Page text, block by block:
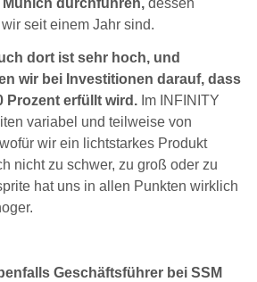
durchführen, dessen
seit einem Jahr sind.
dort ist sehr hoch, und
wir bei Investitionen darauf, dass
Prozent erfüllt wird. Im INFINITY
variabel und teilweise von
wir ein lichtstarkes Produkt
nicht zu schwer, zu groß oder zu
hat uns in allen Punkten wirklich
Geschäftsführer bei SSM